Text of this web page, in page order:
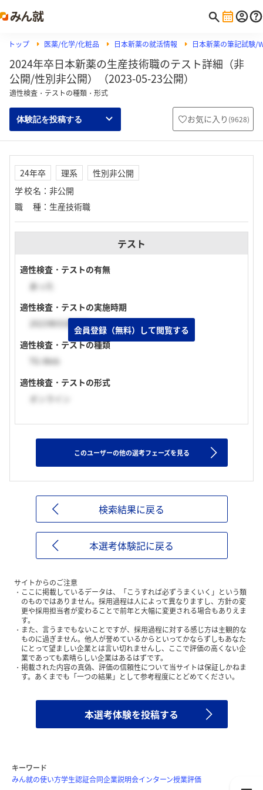
トップ 医薬/化学/化粧品 日本新薬の就活情報 日本新薬の筆記試験/
2024年卒日本新薬の生産技術職のテスト詳細（非
公開/性別非公開）（2023-05-23公開）
適性検査・テストの種類・形式
体験記を投稿する お気に入り (9628)
24年卒 理系
性別非公開
学校名 ： 非公開
職種 ： 生産技術職
テスト
適性検査・テストの有無
あった
適性検査・テストの実施時期
2023年03月下旬
適性検査・テストの種類
TG-Web
適性検査・テストの形式
オンライン
会員登録（無料）して閲覧する
このユーザーの他の選考フェーズを見る
検索結果に戻る
本選考体験記に戻る
サイトからのご注意
ここに掲載しているデータは、「こうすれば必ずうまくいく」という類
のものではありません。採用過程は人によって異なりますし、方針の変
更や採用担当者が変わることで前年と大幅に変更される場合もありえま
す。
また、言うまでもないことですが、採用過程に対する感じ方は主観的な
ものに過ぎません。他人が誉めているからといってかならずしもあなた
にとって望ましい企業とは言い切れませんし、ここで評価の高くない企
業であっても素晴らしい企業はあるはずです。
掲載された内容の真偽、評価の信頼性について当サイトは保証しかねま
す。あくまでも「一つの結果」として参考程度にとどめてください。
本選考体験を投稿する
キーワード
みん就の使い方学生認証合同企業説明会インターン授業評価